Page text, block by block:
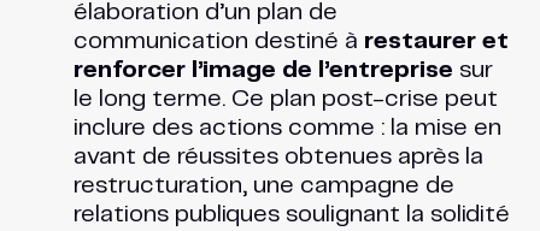
élaboration d’un plan de
communication destiné à restaurer et
renforcer l’image de l’entreprise sur
le long terme. Ce plan post-crise peut
inclure des actions comme : la mise en
avant de réussites obtenues après la
restructuration, une campagne de
relations publiques soulignant la solidité